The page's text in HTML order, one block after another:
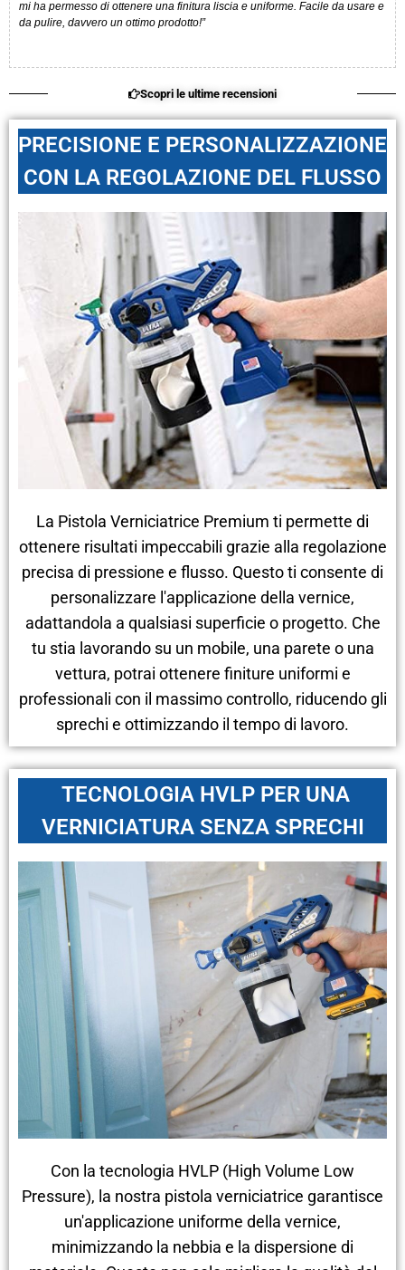
mi ha permesso di ottenere una finitura liscia e uniforme. Facile da usare e
da pulire, davvero un ottimo prodotto!”
Scopri le ultime recensioni
PRECISIONE E PERSONALIZZAZIONE
CON LA REGOLAZIONE DEL FLUSSO
La Pistola Verniciatrice Premium ti permette di
ottenere risultati impeccabili grazie alla regolazione
precisa di pressione e flusso. Questo ti consente di
personalizzare l'applicazione della vernice,
adattandola a qualsiasi superficie o progetto. Che
tu stia lavorando su un mobile, una parete o una
vettura, potrai ottenere finiture uniformi e
professionali con il massimo controllo, riducendo gli
sprechi e ottimizzando il tempo di lavoro.
TECNOLOGIA HVLP PER UNA
VERNICIATURA SENZA SPRECHI
Con la tecnologia HVLP (High Volume Low
Pressure), la nostra pistola verniciatrice garantisce
un'applicazione uniforme della vernice,
minimizzando la nebbia e la dispersione di